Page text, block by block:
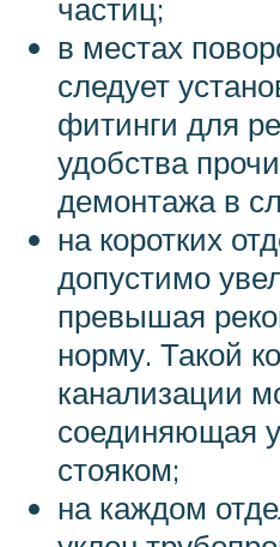
частиц;
в местах
следует
фитинги для
удобства
демонтажа в
на коротких
допустимо
превышая
норму. Такой
канализации
соединяющая
стояком;
на каждом